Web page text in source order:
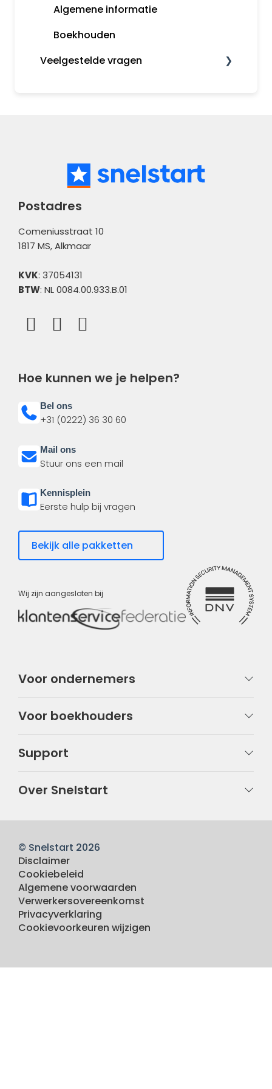
Koppelingen
Incasso en betaalbestanden
Algemene informatie
Boekhouden
Veelgestelde vragen
Bank
Meldingen
Postadres
Comeniusstraat 10
1817 MS, Alkmaar
KVK: 37054131
BTW: NL 0084.00.933.B.01
Hoe kunnen we je helpen?
Bel ons
+31 (0222) 36 30 60
Mail ons
Stuur ons een mail
Kennisplein
Eerste hulp bij vragen
Bekijk alle pakketten
Wij zijn aangesloten bij
Voor ondernemers
Voor boekhouders
Support
Over Snelstart
© Snelstart 2026
Disclaimer
Cookiebeleid
Algemene voorwaarden
Verwerkersovereenkomst
Privacyverklaring
Cookievoorkeuren wijzigen